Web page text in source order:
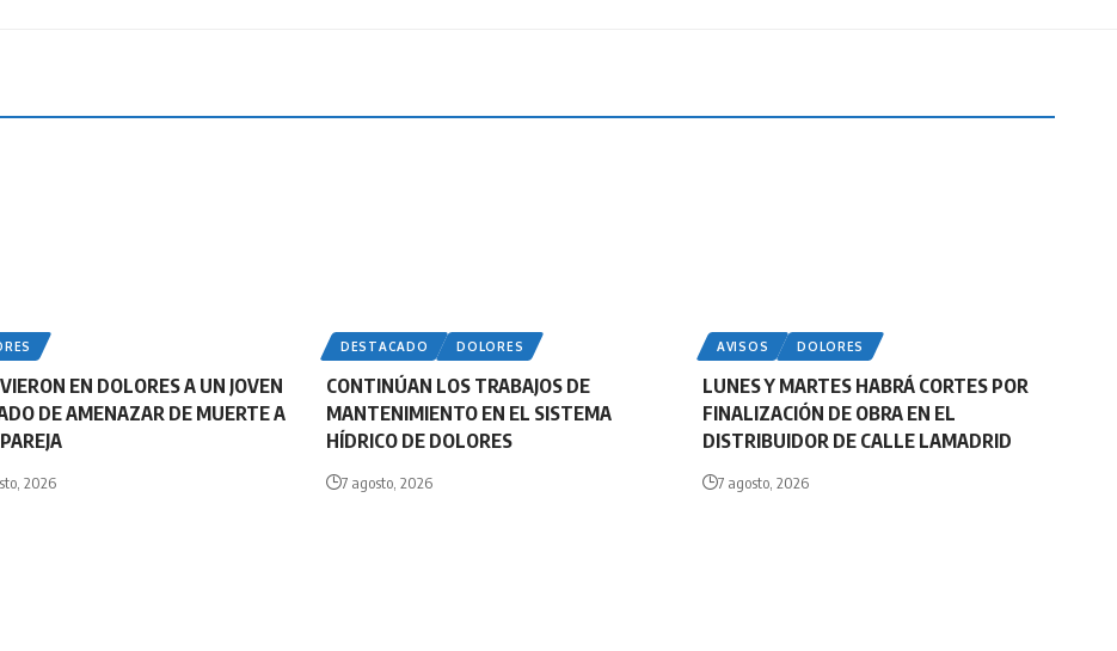
EN DOLORES A UN JOVEN
DE AMENAZAR DE MUERTE A
2026
DESTACADO DOLORES
CONTINÚAN LOS TRABAJOS DE
MANTENIMIENTO EN EL SISTEMA
HÍDRICO DE DOLORES
7 agosto, 2026
AVISOS DOLORES
LUNES Y MARTES HABRÁ CORTES POR
FINALIZACIÓN DE OBRA EN EL
DISTRIBUIDOR DE CALLE LAMADRID
7 agosto, 2026